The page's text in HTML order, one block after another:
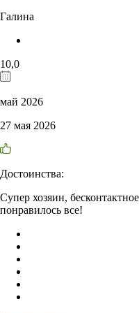
Галина
10,0
май 2026
27 мая 2026
Достоинства:
Супер хозяин,
понравилось все!